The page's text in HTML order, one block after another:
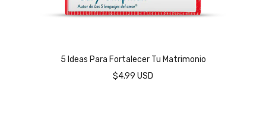
5 Ideas Para Fortalecer Tu Matrimonio
$4.99 USD